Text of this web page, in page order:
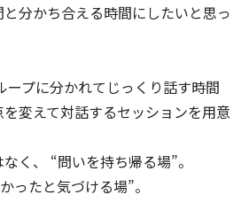
分かち合える時間にしたいと思っ
ープに分かれてじっくり話す時間
変えて対話するセッションを用意
く、 “問いを持ち帰る場”。
ったと気づける場”。